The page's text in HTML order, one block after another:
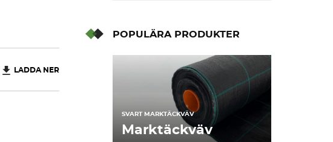
LADDA NER
POPULÄRA PRODUKTER
SVART MARKTÄCKVÄV
Marktäckväv